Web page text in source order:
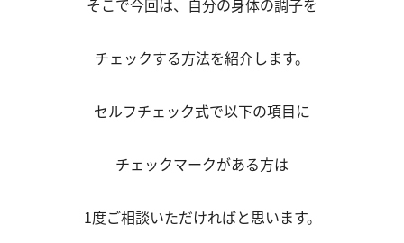
そこで今回は、自分の身体の調子を
チェックする方法を紹介します。
セルフチェック式で以下の項目に
チェックマークがある方は
1度ご相談いただければと思います。